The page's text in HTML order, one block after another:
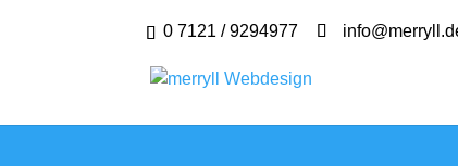
0 7121 / 9294977